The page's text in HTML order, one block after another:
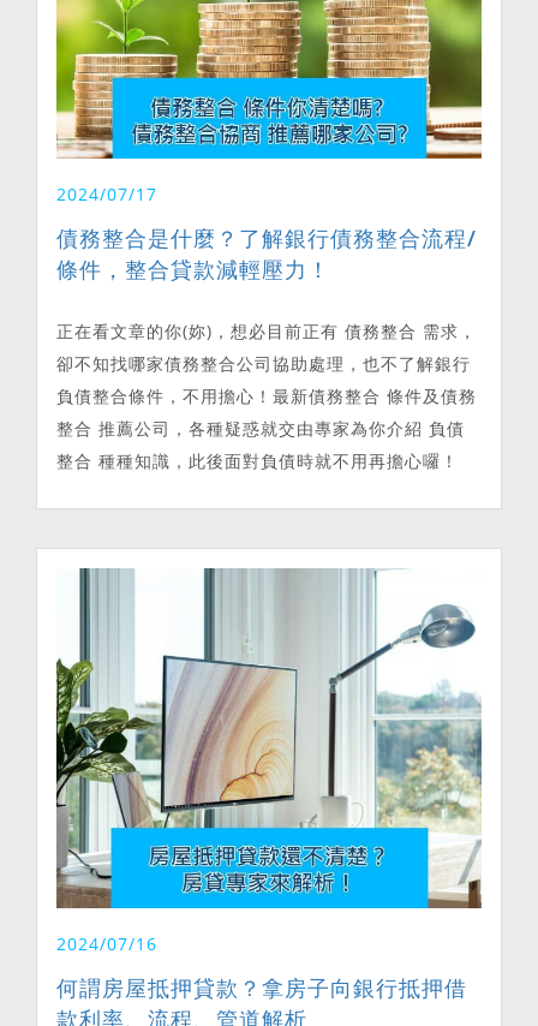
2024/07/17
債務整合是什麼？了解銀行債務整合流程/
條件，整合貸款減輕壓力！
正在看文章的你(妳)，想必目前正有 債務整合 需求，
卻不知找哪家債務整合公司協助處理，也不了解銀行
負債整合條件，不用擔心！最新債務整合 條件及債務
整合 推薦公司，各種疑惑就交由專家為你介紹 負債
整合 種種知識，此後面對負債時就不用再擔心囉！
2024/07/16
何謂房屋抵押貸款？拿房子向銀行抵押借
款利率、流程、管道解析